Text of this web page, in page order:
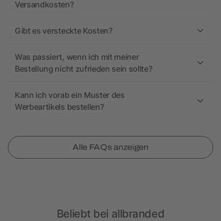
Versandkosten?
Gibt es versteckte Kosten?
Was passiert, wenn ich mit meiner
Bestellung nicht zufrieden sein sollte?
Kann ich vorab ein Muster des
Werbeartikels bestellen?
Alle FAQs anzeigen
Beliebt bei allbranded